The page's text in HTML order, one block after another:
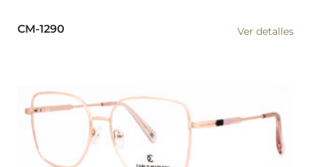
CM-1290 Ver detalles